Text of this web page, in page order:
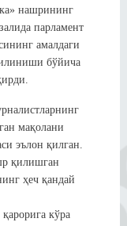
нашрининг
парламент
амалдаги
бўйича
мақолани
эълон қилган.
қилишган
ҳеч қандай
кўра